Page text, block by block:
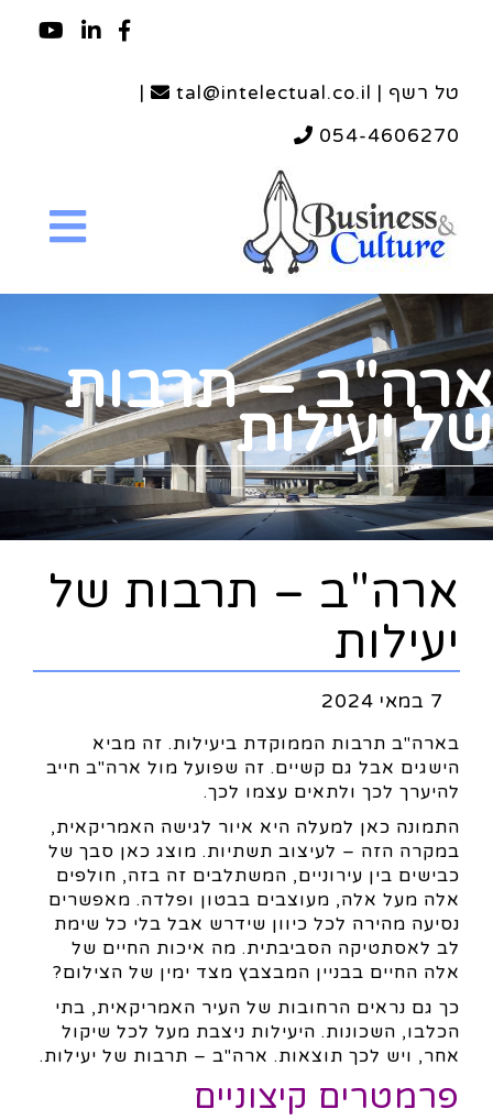
טל רשף | tal@intelectual.co.il
|
054-4606270
ארה"ב – תרבות
של יעילות
ארה"ב – תרבות של
יעילות
7 במאי 2024
בארה"ב תרבות הממוקדת ביעילות. זה מביא
הישגים אבל גם קשיים. זה שפועל מול ארה"ב חייב
להיערך לכך ולתאים עצמו לכך.
התמונה כאן למעלה היא איור לגישה האמריקאית,
במקרה הזה – לעיצוב תשתיות. מוצג כאן סבך של
כבישים בין עירוניים, המשתלבים זה בזה, חולפים
אלה מעל אלה, מעוצבים בבטון ופלדה. מאפשרים
נסיעה מהירה לכל כיוון שידרש אבל בלי כל שימת
לב לאסתטיקה הסביבתית. מה איכות החיים של
אלה החיים בבניין המבצבץ מצד ימין של הצילום?
כך גם נראים הרחובות של העיר האמריקאית, בתי
הכלבו, השכונות. היעילות ניצבת מעל לכל שיקול
אחר, ויש לכך תוצאות. ארה"ב – תרבות של יעילות.
פרמטרים קיצוניים